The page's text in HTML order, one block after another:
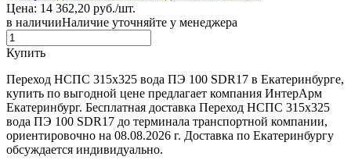
Цена: 14 362,20 руб./шт.
в наличииНаличие уточняйте у менеджера
Купить
Переход НСПС 315х325 вода ПЭ 100 SDR17 в Екатеринбурге,
купить по выгодной цене предлагает компания ИнтерАрм
Екатеринбург. Бесплатная доставка Переход НСПС 315х325
вода ПЭ 100 SDR17 до терминала транспортной компании,
ориентировочно на 08.08.2026 г. Доставка по Екатеринбургу
обсуждается индивидуально.